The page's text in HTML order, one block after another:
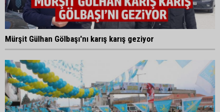
Mürşit Gülhan Gölbaşı'nı karış karış geziyor